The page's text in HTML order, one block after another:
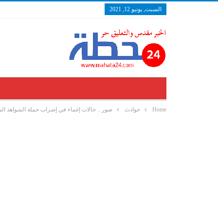
السبت, يونيو 12, 2021
Home حوادث صور .. حالات إغماء في إضراب حملة الشواهد